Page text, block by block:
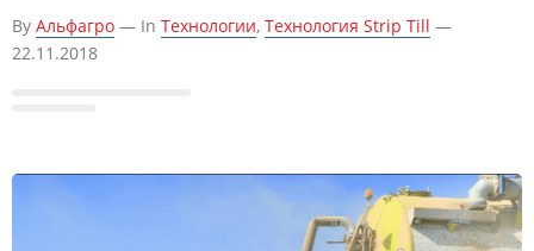
By Альфагро — In Технологии, Технология Strip Till —
22.11.2018